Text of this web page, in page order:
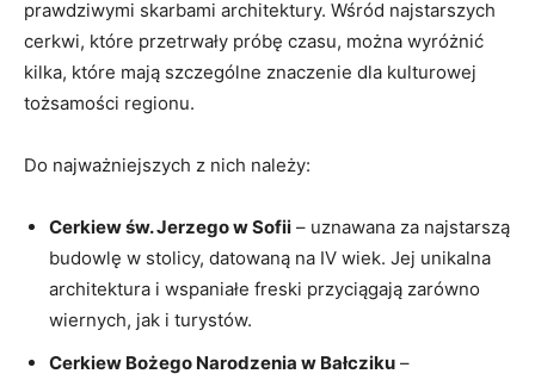
prawdziwymi skarbami architektury. Wśród najstarszych
cerkwi, które przetrwały próbę czasu, można wyróżnić
kilka, które mają szczególne znaczenie dla kulturowej⁢
tożsamości regionu.
Do najważniejszych z nich należy:
Cerkiew św. Jerzego ⁣w Sofii – uznawana za najstarszą
budowlę w stolicy, datowaną na IV wiek. Jej unikalna
architektura i wspaniałe freski przyciągają zarówno
wiernych, jak i turystów.
Cerkiew Bożego Narodzenia w⁢ Bałcziku –